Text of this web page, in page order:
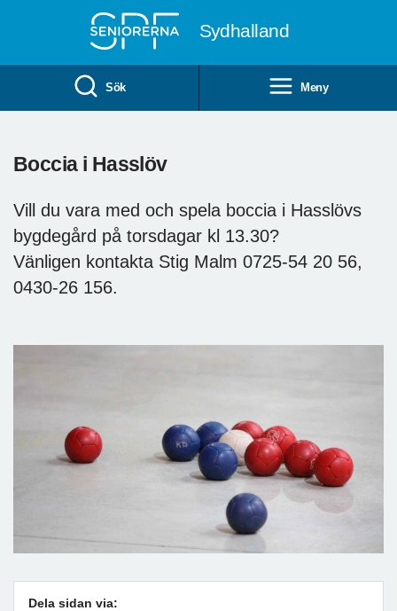
Sydhalland
Sök Meny
Boccia i Hasslöv
Vill du vara med och spela boccia i Hasslövs
bygdegård på torsdagar kl 13.30?
Vänligen kontakta Stig Malm 0725-54 20 56,
0430-26 156.
Dela sidan via: